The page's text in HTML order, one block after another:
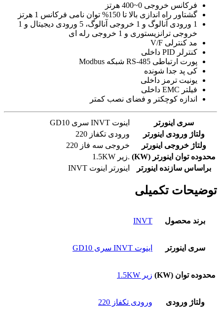
فرکانس خروجی 0~400 هرتز
گشتاور راه اندازی بالا تا 150% توان نامی فرکانس 1 هرتز
1 ورودی آنالوگ و 1 خروجی آنالوگ، 5 ورودی دیجیتال و 1
خروجی ترانزیستوری و 1 خروجی رله ای
مد کنترلی V/F
کنترلر PID داخلی
پورت ارتباطی RS-485 شبکه Modbus
کی پد جدا شونده
یونیت ترمز داخلی
فیلتر EMC داخلی
اندازه کوچکتر و فضای نصب کمتر
سری اینورتر
اینوت INVT سری GD10
ولتاژ ورودی اینورتر
ورودی تکفاز 220
ولتاژ خروجی اینورتر
خروجی سه فاز 220
محدوده توان اینورتر (KW)
.زیر 1.5KW
براساس سازنده اینورتر
اینورتر اینوت INVT
توضیحات تکمیلی
برند محصول INVT
سری اینورتر اینوت INVT سری GD10
محدوده توان (KW) زیر 1.5KW
ولتاژ ورودی ورودی تکفاز 220